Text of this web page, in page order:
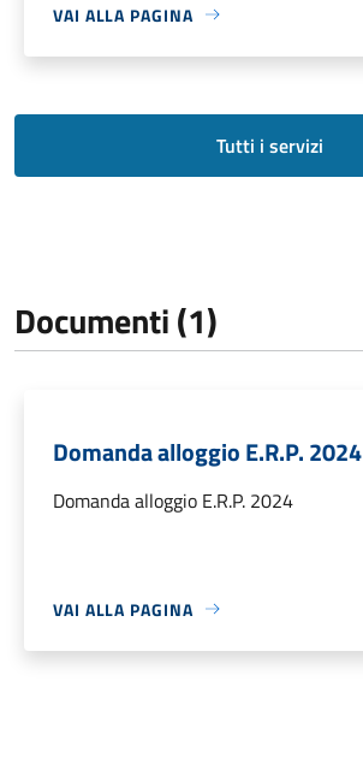
VAI ALLA PAGINA
Tutti i servizi
Documenti (1)
Domanda alloggio E.R.P. 2024
Domanda alloggio E.R.P. 2024
VAI ALLA PAGINA